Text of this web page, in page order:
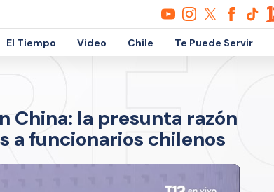
El Tiempo Video Chile Te Puede Servir
China: la presunta razón
a funcionarios chilenos